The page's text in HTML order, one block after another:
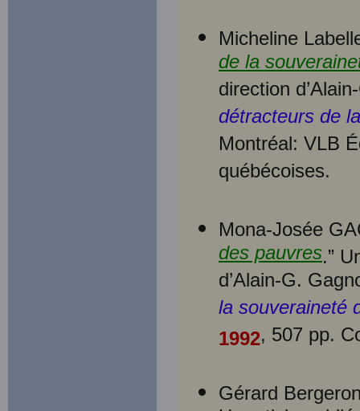
Micheline
de la
direction
détracteurs de
Montréal: VLB
québécoises.
Mona-Josée
des pauvres.”
d’Alain-G.
la souveraineté
1992, 507 pp.
Gérard